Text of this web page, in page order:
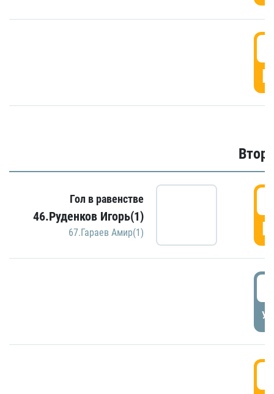
Гол в равенстве
46.Руденков Игорь(1)
67.Гараев Амир(1)